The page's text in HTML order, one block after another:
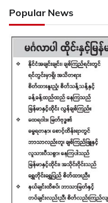
Popular News